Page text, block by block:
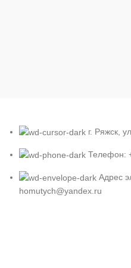
г. Ряжск,
Телефон:
Адрес
homutych@yandex.ru